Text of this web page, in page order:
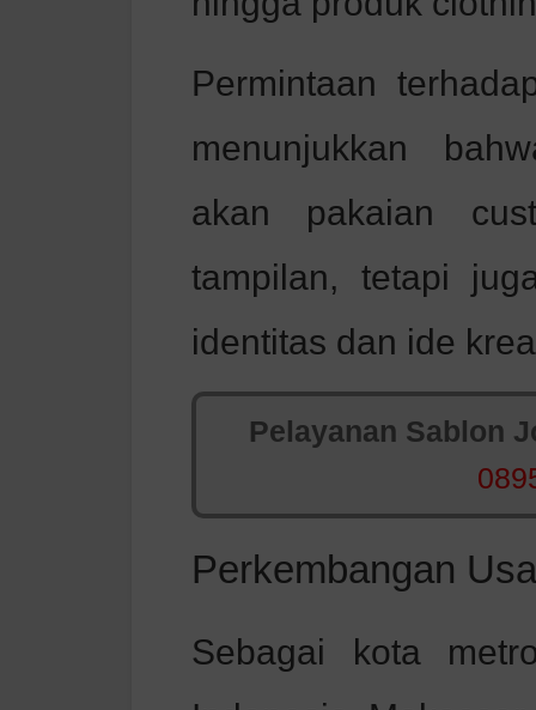
Permintaan
menunjukkan
akan pakaian
tampilan, tetapi
identitas dan ide
Pelayanan Sablon
Perkembangan
Sebagai kota